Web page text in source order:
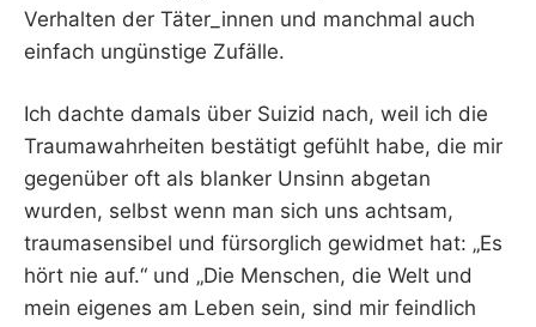
Verhalten der Täter_innen und manchmal auch
einfach ungünstige Zufälle.
Ich dachte damals über Suizid nach, weil ich die
Traumawahrheiten bestätigt gefühlt habe, die mir
gegenüber oft als blanker Unsinn abgetan
wurden, selbst wenn man sich uns achtsam,
traumasensibel und fürsorglich gewidmet hat: „Es
hört nie auf.“ und „Die Menschen, die Welt und
mein eigenes am Leben sein, sind mir feindlich